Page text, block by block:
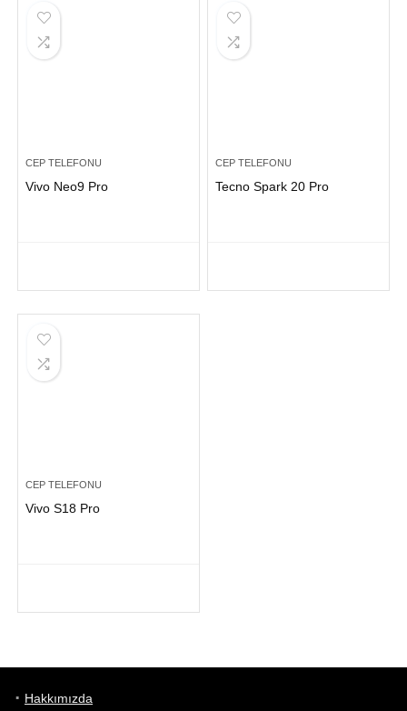
CEP TELEFONU
Vivo Neo9 Pro
CEP TELEFONU
Tecno Spark 20 Pro
CEP TELEFONU
Vivo S18 Pro
Hakkımızda